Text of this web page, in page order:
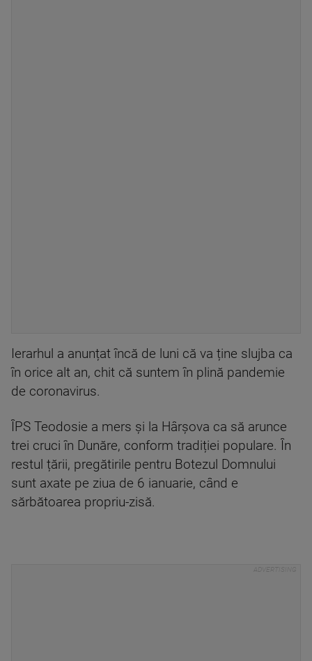
Ierarhul a anunțat încă de luni că va ține slujba ca
în orice alt an, chit că suntem în plină pandemie
de coronavirus.
ÎPS Teodosie a mers și la Hârșova ca să arunce
trei cruci în Dunăre, conform tradiției populare. În
restul țării, pregătirile pentru Botezul Domnului
sunt axate pe ziua de 6 ianuarie, când e
sărbătoarea propriu-zisă.